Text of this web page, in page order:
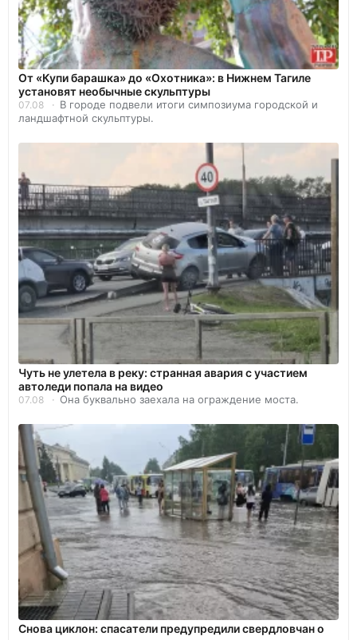
От «Купи барашка» до «Охотника»: в Нижнем Тагиле
установят необычные скульптуры
07.08
В городе подвели итоги симпозиума городской и
ландшафтной скульптуры.
Чуть не улетела в реку: странная авария с участием
автоледи попала на видео
07.08 Она буквально заехала на ограждение моста.
Снова циклон: спасатели предупредили свердловчан о